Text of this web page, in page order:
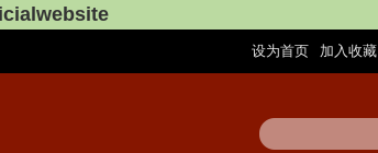
设为首页 加入收藏